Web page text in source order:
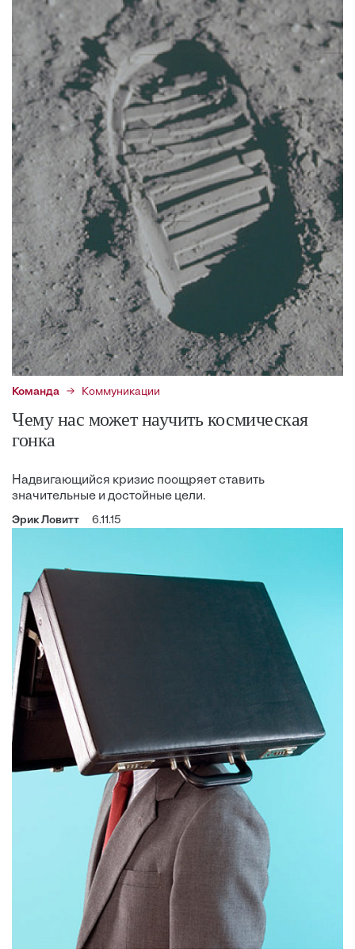
Команда Коммуникации
Чему нас может научить космическая
гонка
Надвигающийся кризис поощряет ставить
значительные и достойные цели.
Эрик Ловитт 6.11.15